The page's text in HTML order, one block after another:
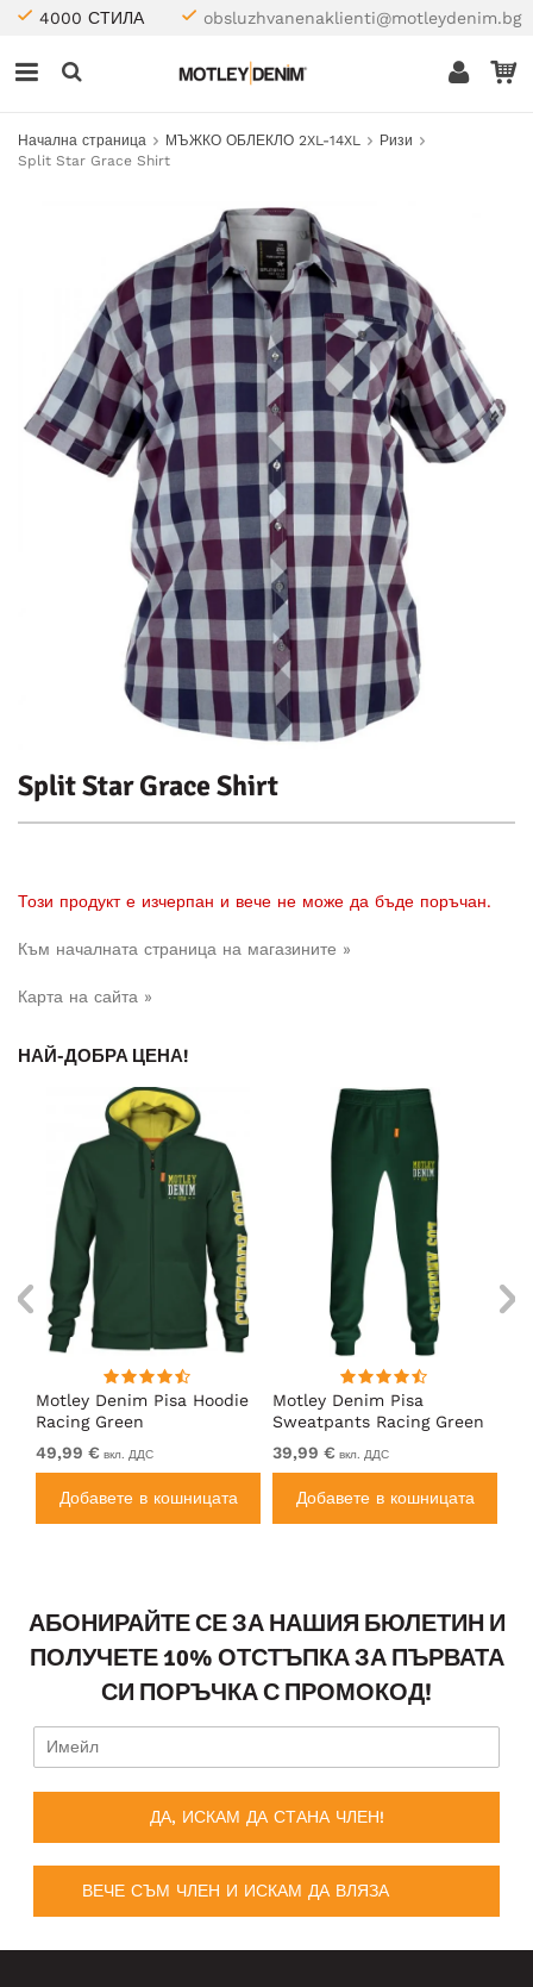
4000 СТИЛА obsluzhvanenaklienti@motleydenim.bg
Начална страница МЪЖКО ОБЛЕКЛО 2XL-14XL
Ризи
Split Star Grace Shirt
Split Star Grace Shirt
Този продукт е изчерпан и вече не може да бъде поръчан.
Към началната страница на магазините »
Карта на сайта »
НАЙ-ДОБРА ЦЕНА!
Motley Denim Pisa Hoodie
Racing Green
49,99 € вкл. ДДС
Добавете в кошницата
Motley Denim Pisa
Sweatpants Racing Green
39,99 € вкл. ДДС
Добавете в кошницата
АБОНИРАЙТЕ СЕ ЗА НАШИЯ БЮЛЕТИН И
ПОЛУЧЕТЕ 10% ОТСТЪПКА ЗА ПЪРВАТА
СИ ПОРЪЧКА С ПРОМОКОД!
ДА, ИСКАМ ДА СТАНА ЧЛЕН!
ВЕЧЕ СЪМ ЧЛЕН И ИСКАМ ДА ВЛЯЗА